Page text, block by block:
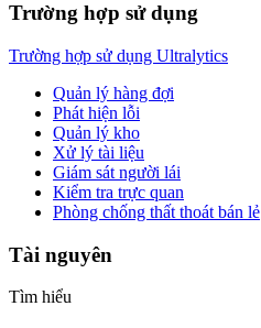
Trường hợp sử dụng
Trường hợp sử dụng Ultralytics
Quản lý hàng đợi
Phát hiện lỗi
Quản lý kho
Xử lý tài liệu
Giám sát người lái
Kiểm tra trực quan
Phòng chống thất thoát bán lẻ
Tài nguyên
Tìm hiểu